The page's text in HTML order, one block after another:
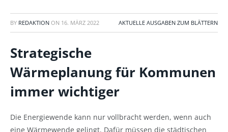
BY REDAKTION ON 16. MÄRZ 2022 AKTUELLE AUSGABEN ZUM BLÄTTERN
Strategische
Wärmeplanungfür Kommunen
immer wichtiger
Die Energiewende kann nur vollbracht werden, wenn auch
eine Wärmewende gelingt. Dafür müssen die städtischen